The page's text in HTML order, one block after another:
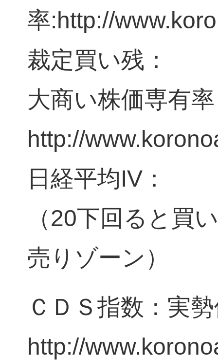
率:http://
裁定買い残：
大商い株価専有
http://
日経平均IV：
（20下回ると買
売りゾーン）
ＣＤＳ指数：実
http://